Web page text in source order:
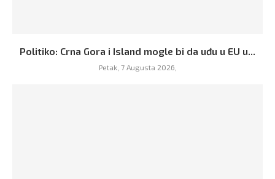
Politiko: Crna Gora i Island mogle bi da uđu u EU u...
Petak, 7 Augusta 2026,